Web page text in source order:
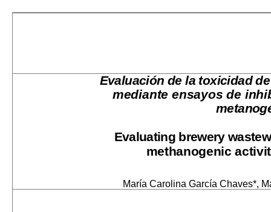
Evaluación de la toxicidad
mediante ensayos de
Evaluating brewery
methanogenic
María Carolina García Chaves*,